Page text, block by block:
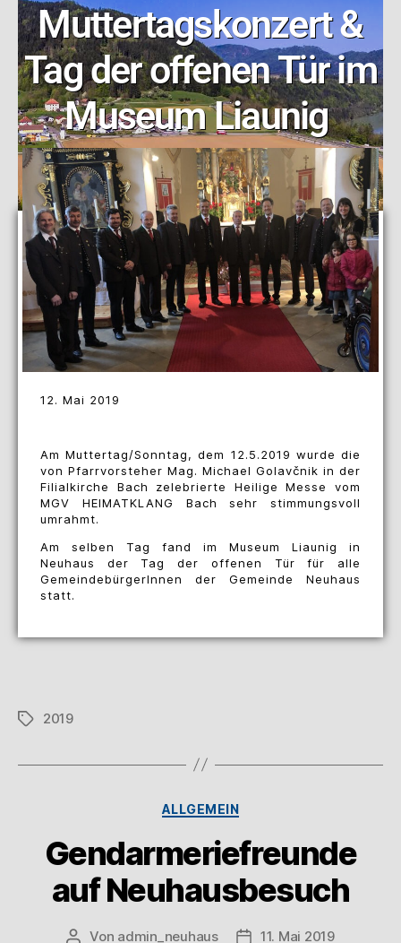
Muttertagskonzert &
Tag der offenen Tür im
Museum Liaunig
12. Mai 2019
Am Muttertag/Sonntag, dem 12.5.2019 wurde die
von Pfarrvorsteher Mag. Michael Golavčnik in der
Filialkirche Bach zelebrierte Heilige Messe vom
MGV HEIMATKLANG Bach sehr stimmungsvoll
umrahmt.
Am selben Tag fand im Museum Liaunig in
Neuhaus der Tag der offenen Tür für alle
GemeindebürgerInnen der Gemeinde Neuhaus
statt.
2019
ALLGEMEIN
Gendarmeriefreunde
auf Neuhausbesuch
Von admin_neuhaus
11. Mai 2019